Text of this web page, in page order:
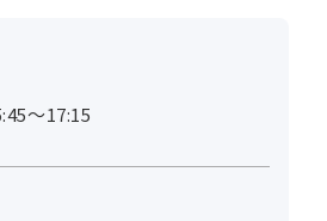
～17:15